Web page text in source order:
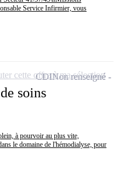
Service Infirmier, vous
soins
à pourvoir au plus vite,
le domaine de l'hémodialyse, pour
CDINon renseigné
cette offre à ma sélection